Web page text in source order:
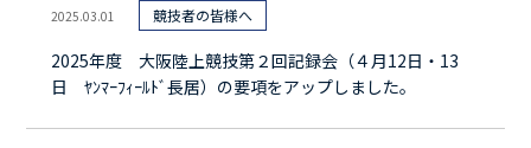
2025.03.01 競技者の皆様へ
2025年度 大阪陸上競技第２回記録会（４月12日・13
日 ﾔﾝﾏｰﾌｨｰﾙﾄﾞ長居）の要項をアップしました。